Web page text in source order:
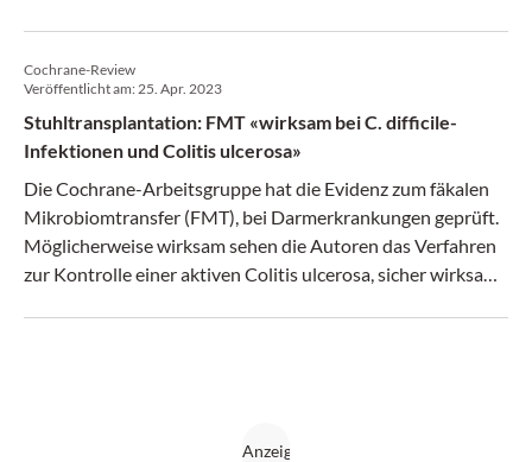
Cochrane-Review
Veröffentlicht am: 25. Apr. 2023
Stuhltransplantation: FMT «wirksam bei C. difficile-
Infektionen und Colitis ulcerosa»
Die Cochrane-Arbeitsgruppe hat die Evidenz zum fäkalen
Mikrobiomtransfer (FMT), bei Darmerkrankungen geprüft.
Möglicherweise wirksam sehen die Autoren das Verfahren
zur Kontrolle einer aktiven Colitis ulcerosa, sicher wirksam